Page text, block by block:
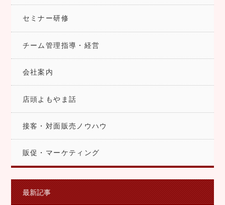
セミナー研修
チーム管理指導・経営
会社案内
店頭よもやま話
接客・対面販売ノウハウ
販促・マーケティング
最新記事